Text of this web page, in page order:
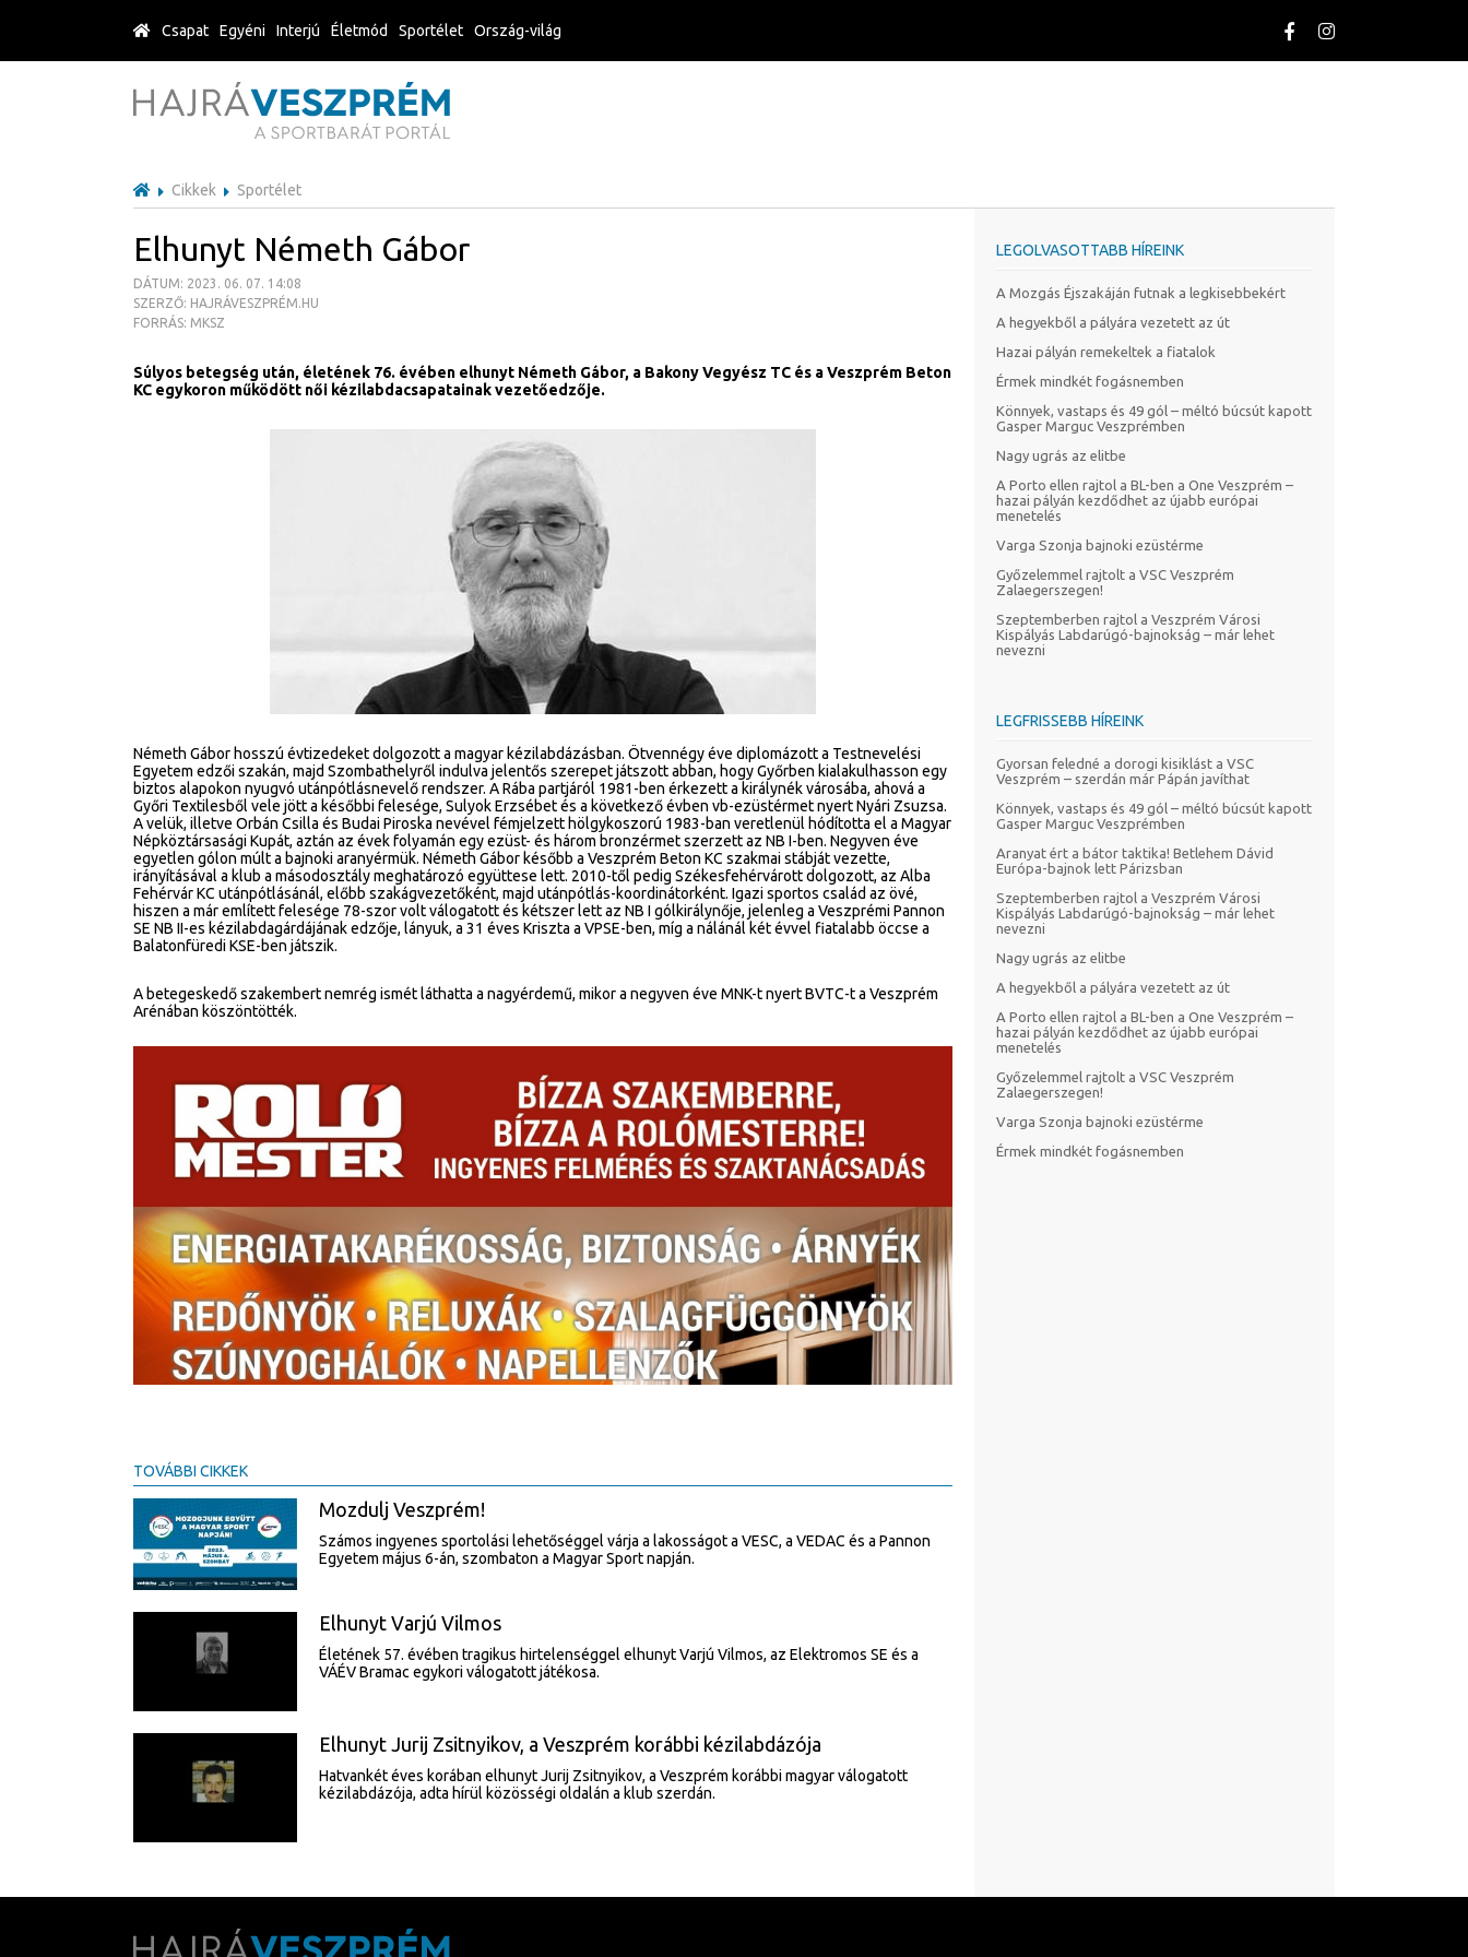
Cikkek Sportélet
Elhunyt Németh Gábor
DÁTUM: 2023. 06. 07. 14:08
SZERZŐ: HAJRÁVESZPRÉM.HU
FORRÁS: MKSZ
Súlyos betegség után, életének 76. évében elhunyt Németh Gábor, a Bakony Vegyész TC és a Veszprém Beton
KC egykoron működött női kézilabdacsapatainak vezetőedzője.
Németh Gábor hosszú évtizedeket dolgozott a magyar kézilabdázásban. Ötvennégy éve diplomázott a Testnevelési
Egyetem edzői szakán, majd Szombathelyről indulva jelentős szerepet játszott abban, hogy Győrben kialakulhasson egy
biztos alapokon nyugvó utánpótlásnevelő rendszer. A Rába partjáról 1981-ben érkezett a királynék városába, ahová a
Győri Textilesből vele jött a későbbi felesége, Sulyok Erzsébet és a következő évben vb-ezüstérmet nyert Nyári Zsuzsa.
A velük, illetve Orbán Csilla és Budai Piroska nevével fémjelzett hölgykoszorú 1983-ban veretlenül hódította el a Magyar
Népköztársasági Kupát, aztán az évek folyamán egy ezüst- és három bronzérmet szerzett az NB I-ben. Negyven éve
egyetlen gólon múlt a bajnoki aranyérmük. Németh Gábor később a Veszprém Beton KC szakmai stábját vezette,
irányításával a klub a másodosztály meghatározó együttese lett. 2010-től pedig Székesfehérvárott dolgozott, az Alba
Fehérvár KC utánpótlásánál, előbb szakágvezetőként, majd utánpótlás-koordinátorként. Igazi sportos család az övé,
hiszen a már említett felesége 78-szor volt válogatott és kétszer lett az NB I gólkirálynője, jelenleg a Veszprémi Pannon
SE NB II-es kézilabdagárdájának edzője, lányuk, a 31 éves Kriszta a VPSE-ben, míg a nálánál két évvel fiatalabb öccse a
Balatonfüredi KSE-ben játszik.
A betegeskedő szakembert nemrég ismét láthatta a nagyérdemű, mikor a negyven éve MNK-t nyert BVTC-t a Veszprém
Arénában köszöntötték.
TOVÁBBI CIKKEK
Mozdulj Veszprém!
Számos ingyenes sportolási lehetőséggel várja a lakosságot a VESC, a VEDAC és a Pannon
Egyetem május 6-án, szombaton a Magyar Sport napján.
Elhunyt Varjú Vilmos
Életének 57. évében tragikus hirtelenséggel elhunyt Varjú Vilmos, az Elektromos SE és a
VÁÉV Bramac egykori válogatott játékosa.
Elhunyt Jurij Zsitnyikov, a Veszprém korábbi kézilabdázója
Hatvankét éves korában elhunyt Jurij Zsitnyikov, a Veszprém korábbi magyar válogatott
kézilabdázója, adta hírül közösségi oldalán a klub szerdán.
LEGOLVASOTTABB HÍREINK
A Mozgás Éjszakáján futnak a legkisebbekért
A hegyekből a pályára vezetett az út
Hazai pályán remekeltek a fiatalok
Érmek mindkét fogásnemben
Könnyek, vastaps és 49 gól – méltó búcsút kapott
Gasper Marguc Veszprémben
Nagy ugrás az elitbe
A Porto ellen rajtol a BL-ben a One Veszprém –
hazai pályán kezdődhet az újabb európai
menetelés
Varga Szonja bajnoki ezüstérme
Győzelemmel rajtolt a VSC Veszprém
Zalaegerszegen!
Szeptemberben rajtol a Veszprém Városi
Kispályás Labdarúgó-bajnokság – már lehet
nevezni
LEGFRISSEBB HÍREINK
Gyorsan feledné a dorogi kisiklást a VSC
Veszprém – szerdán már Pápán javíthat
Könnyek, vastaps és 49 gól – méltó búcsút kapott
Gasper Marguc Veszprémben
Aranyat ért a bátor taktika! Betlehem Dávid
Európa-bajnok lett Párizsban
Szeptemberben rajtol a Veszprém Városi
Kispályás Labdarúgó-bajnokság – már lehet
nevezni
Nagy ugrás az elitbe
A hegyekből a pályára vezetett az út
A Porto ellen rajtol a BL-ben a One Veszprém –
hazai pályán kezdődhet az újabb európai
menetelés
Győzelemmel rajtolt a VSC Veszprém
Zalaegerszegen!
Varga Szonja bajnoki ezüstérme
Érmek mindkét fogásnemben
Csapat Egyéni Interjú Életmód Sportélet Ország-világ